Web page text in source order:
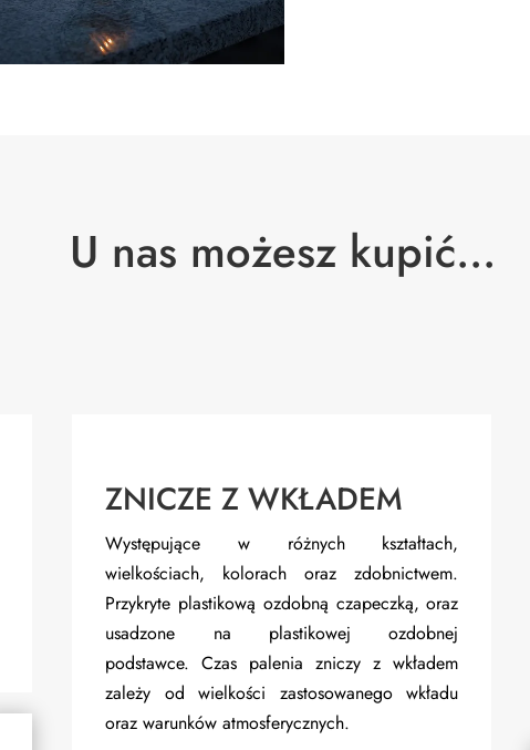
U nas możesz kupić…
ZNICZE Z WKŁADEM
Występujące w różnych kształtach,
wielkościach, kolorach oraz zdobnictwem.
Przykryte plastikową ozdobną czapeczką, oraz
usadzone na plastikowej ozdobnej
podstawce. Czas palenia zniczy z wkładem
zależy od wielkości zastosowanego wkładu
oraz warunków atmosferycznych.